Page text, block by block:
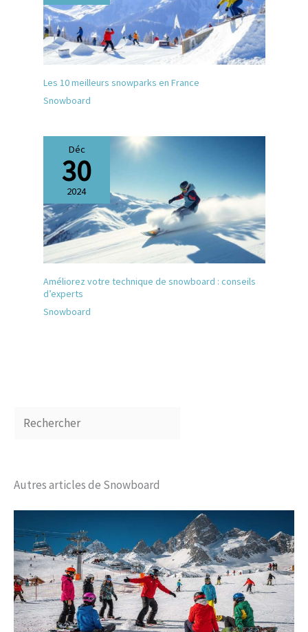
Les 10 meilleurs snowparks en France
Snowboard
Déc
30
2024
Améliorez votre technique de snowboard : conseils
d’experts
Snowboard
Autres articles de Snowboard